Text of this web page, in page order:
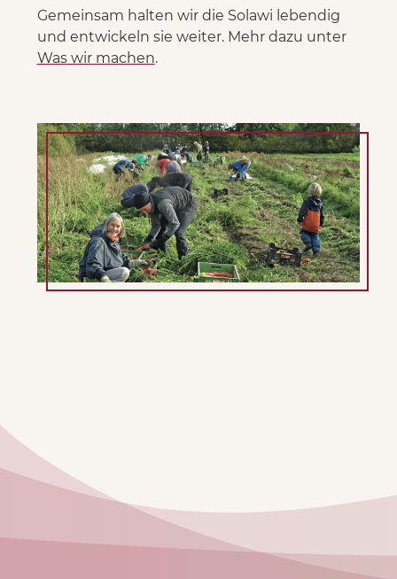
Gemeinsam halten wir die Solawi lebendig
und entwickeln sie weiter. Mehr dazu unter
Was wir machen.